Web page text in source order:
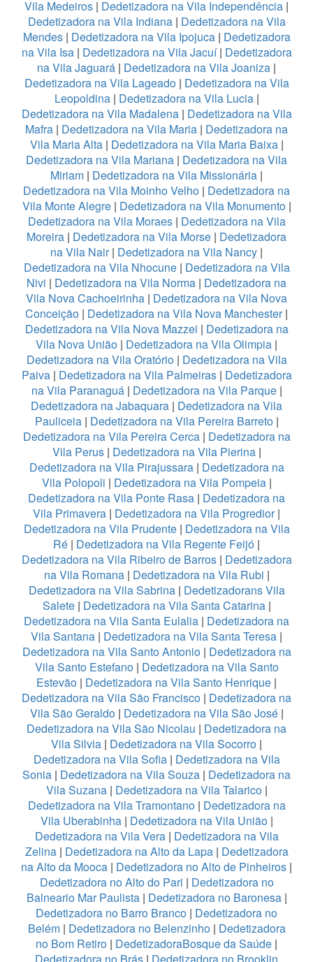
Vila Medeiros | Dedetizadora na Vila Independência |
Dedetizadora na Vila Indiana| Dedetizadora na Vila
Mendes| Dedetizadora na Vila Ipojuca| Dedetizadora
na Vila Isa| Dedetizadora na Vila Jacuí| Dedetizadora
na Vila Jaguará | Dedetizadora na Vila Joaniza |
Dedetizadora na Vila Lageado| Dedetizadora na Vila
Leopoldina| Dedetizadora na Vila Lucia|
Dedetizadora na Vila Madalena| Dedetizadora na Vila
Mafra | Dedetizadora na Vila Maria | Dedetizadora na
Vila Maria Alta| Dedetizadora na Vila Maria Baixa|
Dedetizadora na Vila Mariana | Dedetizadora na Vila
Miriam | Dedetizadora na Vila Missionária |
Dedetizadora na Vila Moinho Velho | Dedetizadora na
Vila Monte Alegre| Dedetizadora na Vila Monumento|
Dedetizadora na Vila Moraes| Dedetizadora na Vila
Moreira | Dedetizadora na Vila Morse | Dedetizadora
na Vila Nair| Dedetizadora na Vila Nancy |
Dedetizadora na Vila Nhocune| Dedetizadora na Vila
Nivi | Dedetizadora na Vila Norma | Dedetizadora na
Vila Nova Cachoeirinha | Dedetizadora na Vila Nova
Conceição | Dedetizadora na Vila Nova Manchester|
Dedetizadora na Vila Nova Mazzei | Dedetizadora na
Vila Nova União | Dedetizadora na Vila Olimpia |
Dedetizadora na Vila Oratório| Dedetizadora na Vila
Paiva| Dedetizadora na Vila Palmeiras| Dedetizadora
na Vila Paranaguá| Dedetizadora na Vila Parque|
Dedetizadora na Jabaquara | Dedetizadora na Vila
Pauliceia| Dedetizadora na Vila Pereira Barreto|
Dedetizadora na Vila Pereira Cerca| Dedetizadora na
Vila Perus| Dedetizadora na Vila Pierina|
Dedetizadora na Vila Pirajussara| Dedetizadora na
Vila Polopoli | Dedetizadora na Vila Pompeia|
Dedetizadora na Vila Ponte Rasa | Dedetizadora na
Vila Primavera | Dedetizadora na Vila Progredior|
Dedetizadora na Vila Prudente| Dedetizadora na Vila
Ré | Dedetizadora na Vila Regente Feijó |
Dedetizadora na Vila Ribeiro de Barros| Dedetizadora
na Vila Romana| Dedetizadora na Vila Rubi |
Dedetizadora na Vila Sabrina| Dedetizadorans Vila
Salete| Dedetizadora na Vila Santa Catarina|
Dedetizadora na Vila Santa Eulalia | Dedetizadora na
Vila Santana | Dedetizadora na Vila Santa Teresa |
Dedetizadora na Vila Santo Antonio| Dedetizadora na
Vila Santo Estefano| Dedetizadora na Vila Santo
Estevão | Dedetizadora na Vila Santo Henrique |
Dedetizadora na Vila São Francisco | Dedetizadora na
Vila São Geraldo| Dedetizadora na Vila São José|
Dedetizadora na Vila São Nicolau | Dedetizadora na
Vila Silvia | Dedetizadora na Vila Socorro |
Dedetizadora na Vila Sofia| Dedetizadora na Vila
Sonia | Dedetizadora na Vila Souza | Dedetizadora na
Vila Suzana| Dedetizadora na Vila Talarico|
Dedetizadora na Vila Tramontano| Dedetizadora na
Vila Uberabinha| Dedetizadora na Vila União|
Dedetizadora na Vila Vera| Dedetizadora na Vila
Zelina| Dedetizadora na Alto da Lapa| Dedetizadora
na Alto da Mooca | Dedetizadora no Alto de Pinheiros |
Dedetizadora no Alto do Pari | Dedetizadora no
Balneario Mar Paulista| Dedetizadora no Baronesa|
Dedetizadora no Barro Branco | Dedetizadora no
Belém| Dedetizadora no Belenzinho| Dedetizadora
no Bom Retiro | DedetizadoraBosque da Saúde |
Dedetizadora no Brás | Dedetizadora no Brooklin